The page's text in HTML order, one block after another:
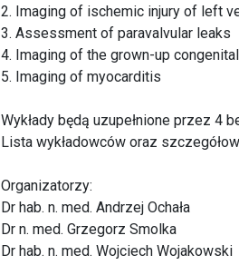
2. Imaging of ischemic injury of left
3. Assessment of paravalvular leaks
4. Imaging of the grown-up
5. Imaging of myocarditis
Wykłady będą uzupełnione przez 4
Lista wykładowców oraz
Organizatorzy:
Dr hab. n. med. Andrzej Ochała
Dr n. med. Grzegorz Smolka
Dr hab. n. med. Wojciech Wojakowski